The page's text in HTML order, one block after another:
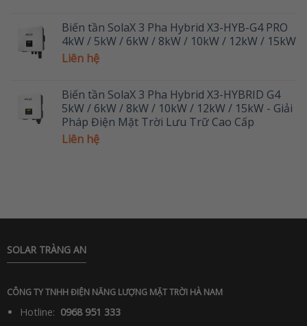
Biến tần SolaX 3 Pha Hybrid X3-HYB-G4 PRO
4kW / 5kW / 6kW / 8kW / 10kW / 12kW / 15kW
Liên hệ
Biến tần SolaX 3 Pha Hybrid X3-HYBRID G4
5kW / 6kW / 8kW / 10kW / 12kW / 15kW - Giải
Pháp Điện Mặt Trời Lưu Trữ Cao Cấp
Liên hệ
SOLAR TRÀNG AN
CÔNG TY TNHH ĐIỆN NĂNG LƯỢNG MẶT TRỜI HÀ NAM
Hotline: 0968 951 333